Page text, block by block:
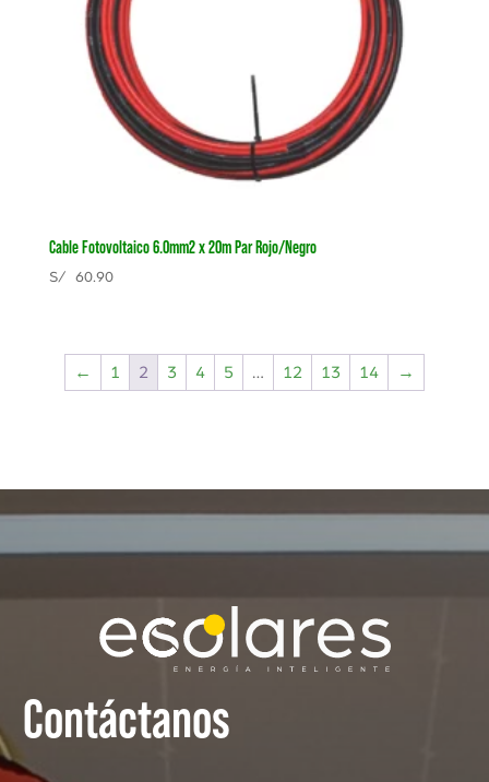
Cable Fotovoltaico 6.0mm2 x 20m Par Rojo/Negro
S/60.90
← 1 2 3 4 5 … 12 13 14 →
Contáctanos